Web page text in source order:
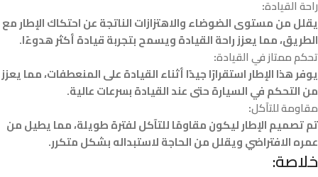
راحة القيادة:
يقلل من مستوى الضوضاء والاهتزازات الناتجة عن احتكاك الإطار مع
الطريق، مما يعزز راحة القيادة ويسمح بتجربة قيادة أكثر هدوءًا.
تحكم ممتاز في القيادة:
يوفر هذا الإطار استقرارًا جيدًا أثناء القيادة على المنعطفات، مما يعزز
من التحكم في السيارة حتى عند القيادة بسرعات عالية.
مقاومة للتآكل:
تم تصميم الإطار ليكون مقاومًا للتآكل لفترة طويلة، مما يطيل من
عمره الافتراضي ويقلل من الحاجة لاستبداله بشكل متكرر.
خلاصة: